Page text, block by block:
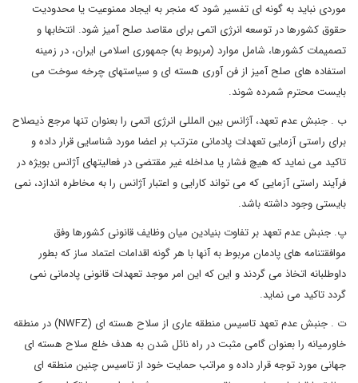
موردی نباید به گونه ای تفسیر شود که منجر به ایجاد ممنوعیت یا محدودیت
حقوق کشورها در توسعه انرژی اتمی برای مقاصد صلح آمیز شود. انتخابها و
تصمیمات کشورها، شامل موارد (مربوط به) جمهوری اسلامی ایران، در زمینه
استفاده های صلح آمیز از فن آوری هسته ای و سیاستهای چرخه سوخت می
بایست محترم شمرده شوند.
ب . جنبش عدم تعهد، آژانس بین المللی انرژی اتمی را بعنوان تنها مرجع ذیصلاح
برای راستی آزمایی تعهدات پادمانی مترتب بر اعضا مورد شناسایی قرار داده و
تاکید می نماید که هیچ فشار یا مداخله غیر مقتضی در فعالیتهای آژانس بویژه در
فرآیند راستی آزمایی که می تواند کارایی و اعتبار آژانس را به مخاطره اندازد، نمی
بایستی وجود داشته باشد.
پ. جنبش عدم تعهد بر تفاوت بنیادین میان وظایف قانونی کشورها وفق
موافقتنامه های پادمان مربوط به آنها با هر گونه اقدامات اعتماد ساز که بطور
داوطلبانه اتخاذ می گردند و این که این امر موجد تعهدات قانونی پادمانی نمی
گردد تاکید می نماید.
ت . جنبش عدم تعهد تاسیس منطقه عاری از سلاح هسته ای (NWFZ) در منطقه
خاورمیانه را بعنوان گامی مثبت در راه نائل شدن به هدف خلع سلاح هسته ای
جهانی مورد توجه قرار داده و مراتب حمایت خود از تاسیس چنین منطقه ای